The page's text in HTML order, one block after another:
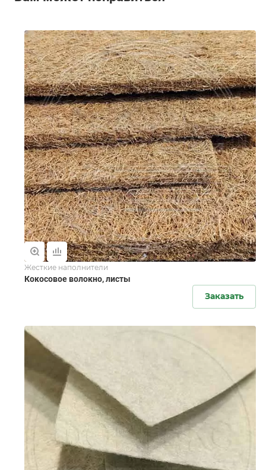
Жесткие наполнители
Кокосовое волокно, листы
Заказать